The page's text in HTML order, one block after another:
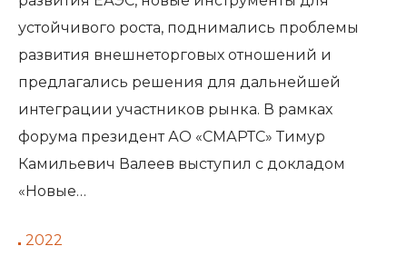
устойчивого роста, поднимались проблемы
развития внешнеторговых отношений и
предлагались решения для дальнейшей
интеграции участников рынка. В рамках
форума президент АО «СМАРТС» Тимур
Камильевич Валеев выступил с докладом
«Новые…
2022